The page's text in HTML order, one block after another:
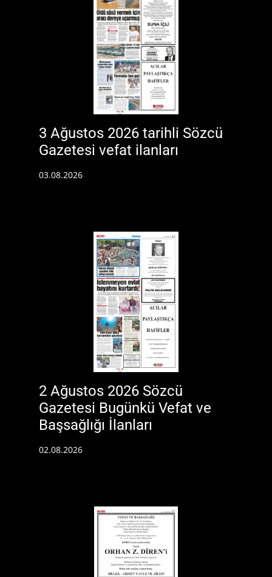
3 Ağustos 2026 tarihli Sözcü
Gazetesi vefat ilanları
03.08.2026
2 Ağustos 2026 Sözcü
Gazetesi Bugünkü Vefat ve
Başsağlığı İlanları
02.08.2026